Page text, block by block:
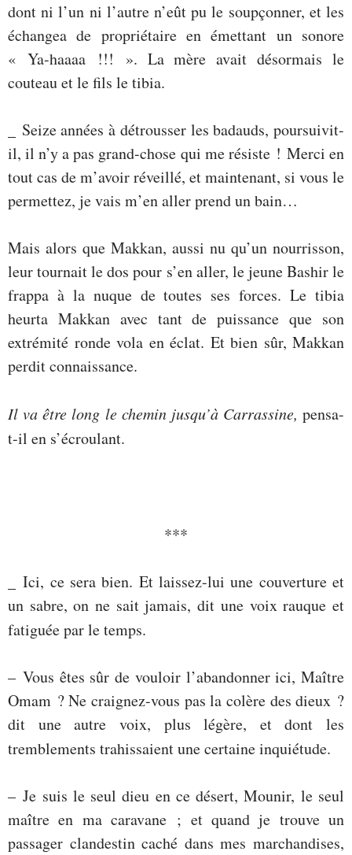
dont ni l’un ni l’autre n’eût pu le soupçonner, et les
échangea de propriétaire en émettant un sonore
« Ya-haaaa !!! ». La mère avait désormais le
couteau et le fils le tibia.
_ Seize années à détrousser les badauds, poursuivit-
il, il n’y a pas grand-chose qui me résiste ! Merci en
tout cas de m’avoir réveillé, et maintenant, si vous le
permettez, je vais m’en aller prend un bain…
Mais alors que Makkan, aussi nu qu’un nourrisson,
leur tournait le dos pour s’en aller, le jeune Bashir le
frappa à la nuque de toutes ses forces. Le tibia
heurta Makkan avec tant de puissance que son
extrémité ronde vola en éclat. Et bien sûr, Makkan
perdit connaissance.
Il va être long le chemin jusqu’à Carrassine, pensa-
t-il en s’écroulant.
***
_ Ici, ce sera bien. Et laissez-lui une couverture et
un sabre, on ne sait jamais, dit une voix rauque et
fatiguée par le temps.
– Vous êtes sûr de vouloir l’abandonner ici, Maître
Omam ? Ne craignez-vous pas la colère des dieux ?
dit une autre voix, plus légère, et dont les
tremblements trahissaient une certaine inquiétude.
– Je suis le seul dieu en ce désert, Mounir, le seul
maître en ma caravane ; et quand je trouve un
passager clandestin caché dans mes marchandises,